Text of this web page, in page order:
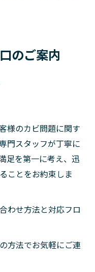
のご案内
様のカビ問題に関す
門スタッフが丁寧に
足を第一に考え、迅
ことをお約束しま
わせ方法と対応フロ
方法でお気軽にご連